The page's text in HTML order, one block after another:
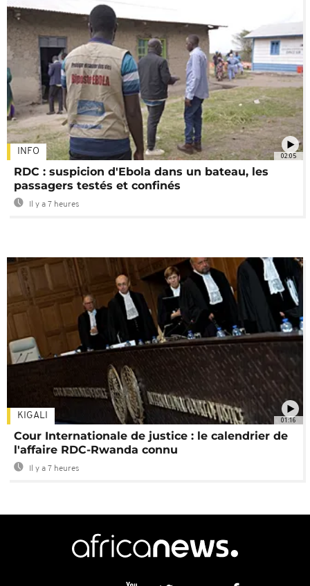
02:05
INFO
RDC : suspicion d'Ebola dans un bateau, les
passagers testés et confinés
Il y a 7 heures
01:16
KIGALI
Cour Internationale de justice : le calendrier de
l'affaire RDC-Rwanda connu
Il y a 7 heures